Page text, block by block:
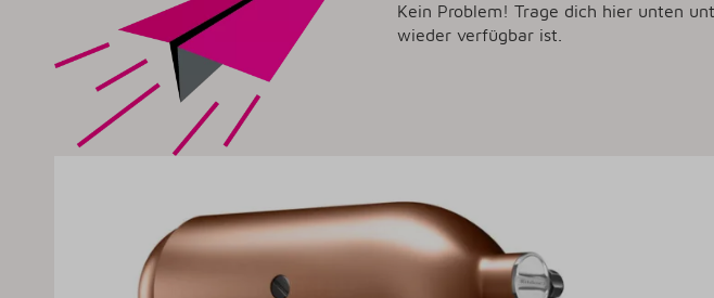
Kein Problem! Trage dich hier unten
wieder verfügbar ist.